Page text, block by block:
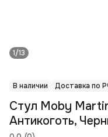
1/13
В наличии Доставка по
Стул Moby
Антикоготь,